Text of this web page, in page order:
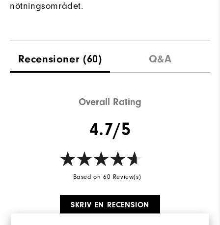
nötningsområdet.
Recensioner (60) Q&A
Overall Rating
4.7/5
Based on 60 Review(s)
SKRIV EN RECENSION